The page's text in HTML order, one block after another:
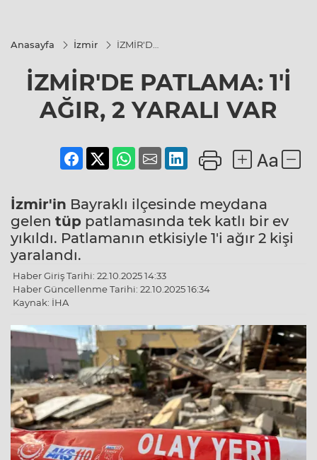
Anasayfa İzmir
İZMİR'DE
YARALI
VAR
İZMİR'DE PATLAMA: 1'İ
AĞIR, 2 YARALI VAR
İzmir'in Bayraklı ilçesinde meydana
gelen tüp patlamasında tek katlı bir ev
yıkıldı. Patlamanın etkisiyle 1'i ağır 2 kişi
yaralandı.
Haber Giriş Tarihi: 22.10.2025 14:33
Haber Güncellenme Tarihi: 22.10.2025 16:34
Kaynak: İHA